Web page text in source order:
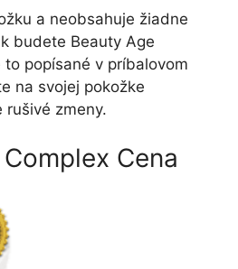
a neobsahuje žiadne
budete Beauty Age
popísané v príbalovom
na svojej pokožke
rušivé zmeny.
Cena